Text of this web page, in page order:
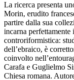
La ricerca presenta
Morin, erudito
partire dalla sua
incarna perfettamente
controriformistica:
dell’ebraico, è
coinvolto
Carafa e Guglielmo
Chiesa romana.